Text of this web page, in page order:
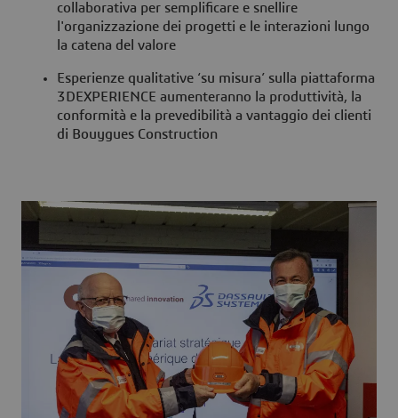
collaborativa per semplificare e snellire
l'organizzazione dei progetti e le interazioni lungo
la catena del valore
Esperienze qualitative ‘su misura’ sulla piattaforma
3DEXPERIENCE aumenteranno la produttività, la
conformità e la prevedibilità a vantaggio dei clienti
di Bouygues Construction